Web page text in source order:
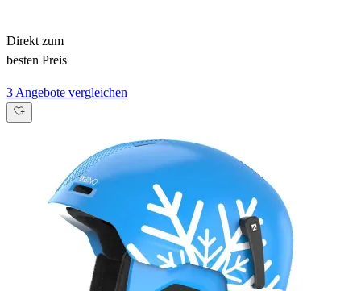
Direkt zum
besten Preis
3 Angebote vergleichen